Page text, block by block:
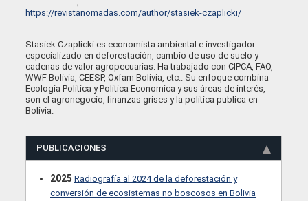
https://revistanomadas.com/author/stasiek-czaplicki/
Stasiek Czaplicki es economista ambiental e investigador
especializado en deforestación, cambio de uso de suelo y
cadenas de valor agropecuarias. Ha trabajado con CIPCA, FAO,
WWF Bolivia, CEESP, Oxfam Bolivia, etc.. Su enfoque combina
Ecología Política y Politica Economica y sus áreas de interés,
son el agronegocio, finanzas grises y la politica publica en
Bolivia.
PUBLICACIONES
2025 Radiografía al 2024 de la deforestación y
conversión de ecosistemas no boscosos en Bolivia